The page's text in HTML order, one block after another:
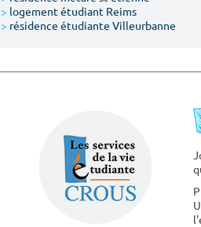
> logement étudiant Reims
> résidence étudiante Villeurbanne